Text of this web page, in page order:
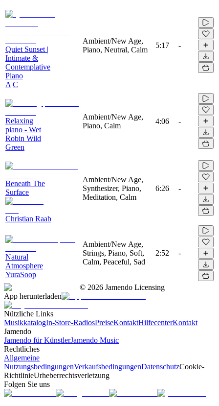
Quiet Sunset |
Intimate &
Contemplative
Piano
A|C
Ambient/New Age,
Piano, Neutral, Calm
5:17 -
Relaxing
piano - Wet
Robin Wild
Green
Ambient/New Age,
Piano, Calm
4:06 -
Beneath The
Surface
Christian Raab
Ambient/New Age,
Synthesizer, Piano,
Meditation, Calm
6:26 -
Natural
Atmosphere
YuraSoop
Ambient/New Age,
Strings, Piano, Soft,
Calm, Peaceful, Sad
2:52 -
© 2026 Jamendo Licensing
App herunterladen
Nützliche Links
MusikkatalogIn-Store-RadiosPreiseKontaktHilfecenterKontakt
Jamendo
Jamendo für KünstlerJamendo Music
Rechtliches
Allgemeine
NutzungsbedingungenVerkaufsbedingungenDatenschutzCookie-
RichtlinieUrheberrechtsverletzung
Folgen Sie uns